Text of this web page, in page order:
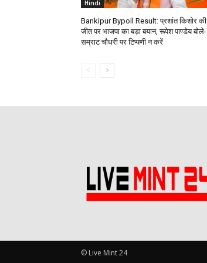
Hindi
Bankipur Bypoll Result: प्रशांत किशोर की
जीत पर भाजपा का बड़ा बयान, रूपेश पाण्डेय बोले-
सम्राट चौधरी पर टिप्पणी न करें
© Live Mint 24